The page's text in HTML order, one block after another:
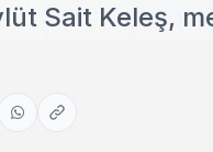
Sait Keleş,